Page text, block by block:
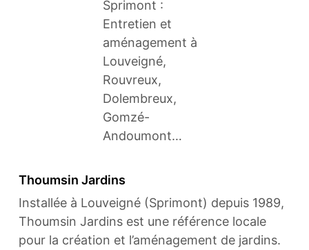
Thoumsin Jardins
Installée à Louveigné (Sprimont) depuis 1989,
Thoumsin Jardins est une référence locale
pour la création et l’aménagement de jardins.